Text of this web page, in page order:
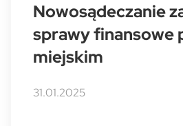
Nowosądeczanie
sprawy finansowe
miejskim
31.01.2025